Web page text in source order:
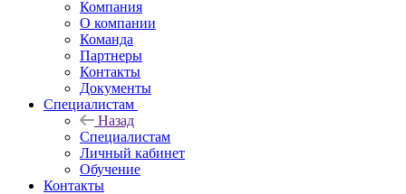
Компания
О компании
Команда
Партнеры
Контакты
Документы
Специалистам
Назад
Специалистам
Личный кабинет
Обучение
Контакты